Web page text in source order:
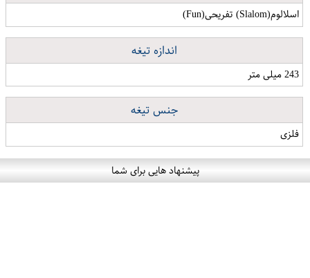
اسلالوم(Slalom) تفریحی(Fun)
اندازه تیغه
243 میلی متر
جنس تیغه
فلزی
پیشنهاد هایی برای شما